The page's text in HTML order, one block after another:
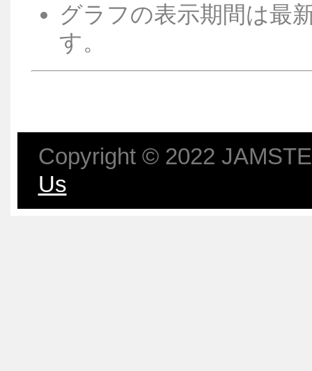
グラフの表示期間は最
す。
Copyright © 2022
Us